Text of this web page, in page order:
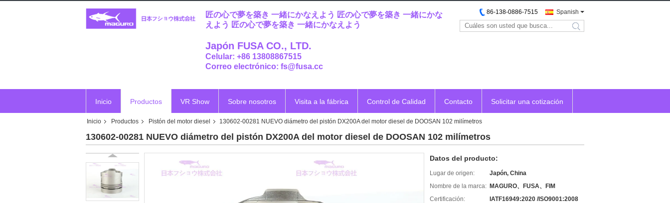
匠の心で夢を築き 一緒にかなえよう 匠の心で夢を築き 一緒にかな
えよう 匠の心で夢を築き 一緒にかなえよう
Japón FUSA CO., LTD.
Celular: +86 13808867515
Correo electrónico: fs@fusa.cc
Spanish
86-138-0886-7515
search
Inicio Productos VR Show Sobre nosotros Visita a la fábrica Control de Calidad Contacto Solicitar una cotización
Inicio Productos Pistón del motor diesel 130602-00281 NUEVO diámetro del pistón DX200A del motor diesel de DOOSAN 102 milímetros
130602-00281 NUEVO diámetro del pistón DX200A del motor diesel de DOOSAN 102 milímetros
Datos del producto:
Lugar de origen:
Japón, China
Nombre de la marca: MAGURO、FUSA、FIM
Certificación:
IATF16949:2020 /ISO9001:2008